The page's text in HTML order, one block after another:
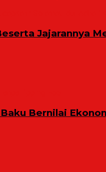
Jajarannya
Bernilai